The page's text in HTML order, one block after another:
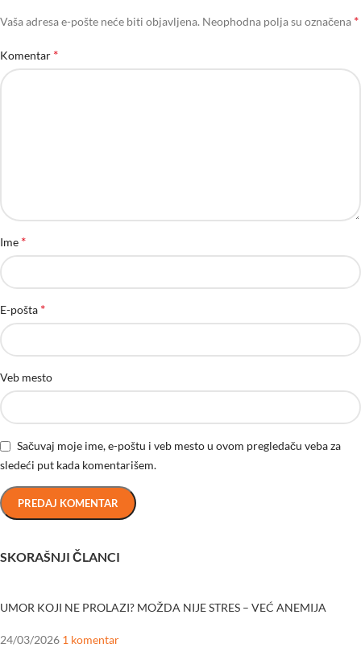
Vaša adresa e-pošte neće biti objavljena. Neophodna polja su označena *
Komentar *
Ime *
E-pošta *
Veb mesto
Sačuvaj moje ime, e-poštu i veb mesto u ovom pregledaču veba za
sledeći put kada komentarišem.
SKORAŠNJI ČLANCI
UMOR KOJI NE PROLAZI? MOŽDA NIJE STRES – VEĆ ANEMIJA
24/03/2026 1 komentar